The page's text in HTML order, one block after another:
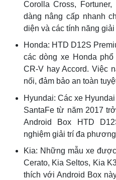
Corolla Cross,
dàng nâng cấp nhanh
diện và các tính năng
Honda: HTD D12S
các dòng xe Honda
CR-V hay Accord. Việc
nối, đảm bảo an toàn
Hyundai: Các xe
SantaFe từ năm 2017
Android Box HTD
nghiệm giải trí đa
Kia: Những mẫu xe
Cerato, Kia Seltos, Kia
thích với Android Box